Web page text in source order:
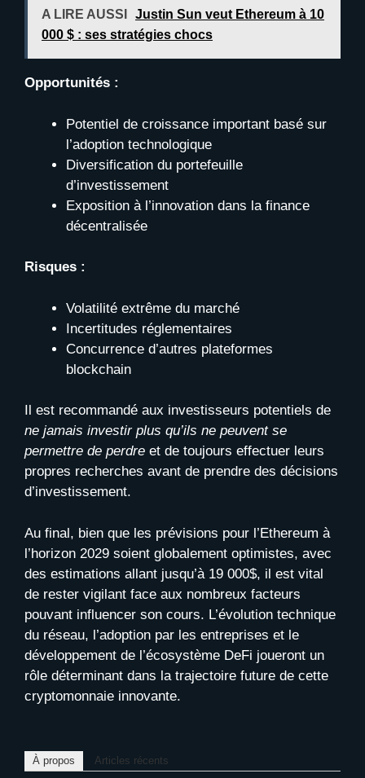
A LIRE AUSSI
Justin Sun veut Ethereum à 10
000 $ : ses stratégies chocs
Opportunités :
Potentiel de croissance important basé sur
l’adoption technologique
Diversification du portefeuille
d’investissement
Exposition à l’innovation dans la finance
décentralisée
Risques :
Volatilité extrême du marché
Incertitudes réglementaires
Concurrence d’autres plateformes
blockchain
Il est recommandé aux investisseurs potentiels de
ne jamais investir plus qu’ils ne peuvent se
permettre de perdre et de toujours effectuer leurs
propres recherches avant de prendre des décisions
d’investissement.
Au final, bien que les prévisions pour l’Ethereum à
l’horizon 2029 soient globalement optimistes, avec
des estimations allant jusqu’à 19 000$, il est vital
de rester vigilant face aux nombreux facteurs
pouvant influencer son cours. L’évolution technique
du réseau, l’adoption par les entreprises et le
développement de l’écosystème DeFi joueront un
rôle déterminant dans la trajectoire future de cette
cryptomonnaie innovante.
À propos Articles récents